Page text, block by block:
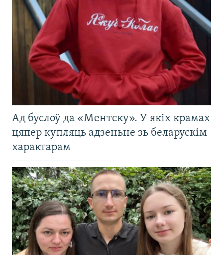
Ад буслоў да «Ментску». У якіх крамах
цяпер купляць адзеньне зь беларускім
характарам